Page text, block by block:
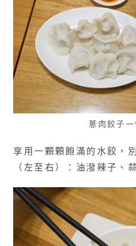
蔥肉餃子
享用一顆顆飽滿的水餃，
（左至右）：油潑辣子、